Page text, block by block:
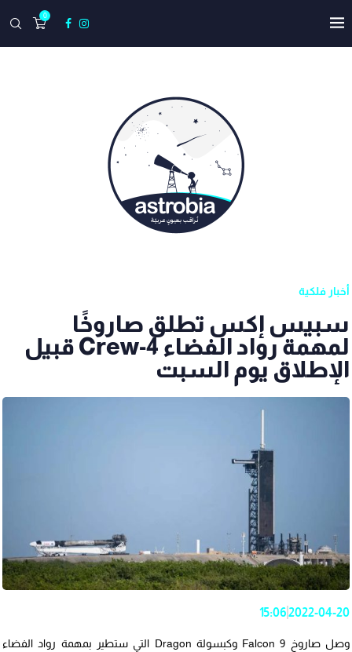
0
أخبار فلكية
سبيس إكس تطلق صاروخًا
لمهمة رواد الفضاء Crew-4 قبيل
الإطلاق يوم السبت
2022-04-20
15:06
وصل صاروخ Falcon 9 وكبسولة Dragon التي ستطير بمهمة رواد الفضاء